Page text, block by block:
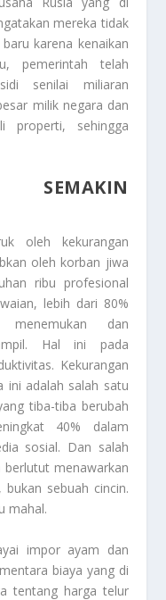
mereka tidak
karena kenaikan
pemerintah telah
senilai miliaran
milik negara dan
properti, sehingga
SEMAKIN
oleh kekurangan
oleh korban jiwa
ribu profesional
lebih dari 80%
menemukan dan
Hal ini pada
Kekurangan
ini adalah salah satu
tiba-tiba berubah
40% dalam
sosial. Dan salah
menawarkan
sebuah cincin.
mahal.
impor ayam dan
biaya yang di
tentang harga telur